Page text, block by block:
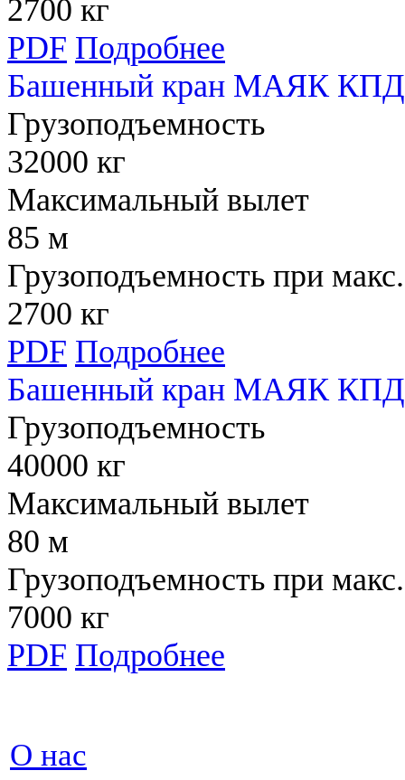
2700 кг
PDF Подробнее
Башенный кран МАЯК КПД
Грузоподъемность
32000 кг
Максимальный вылет
85 м
Грузоподъемность при
2700 кг
PDF Подробнее
Башенный кран МАЯК КПД
Грузоподъемность
40000 кг
Максимальный вылет
80 м
Грузоподъемность при
7000 кг
PDF Подробнее
О нас